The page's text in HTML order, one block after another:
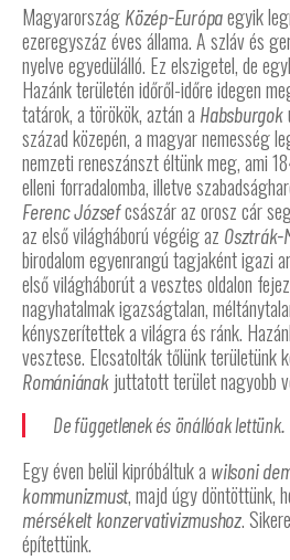
Magyarország Közép-Európaegyik
ezeregyszáz éves állama. A szláv és
nyelve egyedülálló. Ez elszigetel, de
Hazánk területén időről-időre idegen
tatárok, a törökök, aztán a Habsburgok
század közepén, a magyar nemesség
nemzeti reneszánszt éltünk meg, ami
elleni forradalomba, illetve
Ferenc Józsefcsászár az orosz cár
az első világháború végéig az Osztrák-
birodalom egyenrangú tagjaként igazi
első világháborút a vesztes oldalon
nagyhatalmak igazságtalan,
kényszerítettek a világra és ránk.
vesztese. Elcsatolták tőlünk területünk
Romániánakjuttatott terület nagyobb
De függetlenek és önállóak lettünk.
Egy éven belül kipróbáltuk a wilsoni
kommunizmust, majd úgy döntöttünk,
mérsékelt konzervativizmushoz.
építettünk.